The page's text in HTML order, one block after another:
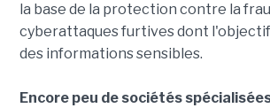
la base de la protection contre la
cyberattaques furtives dont
des informations sensibles.
Encore peu de sociétés